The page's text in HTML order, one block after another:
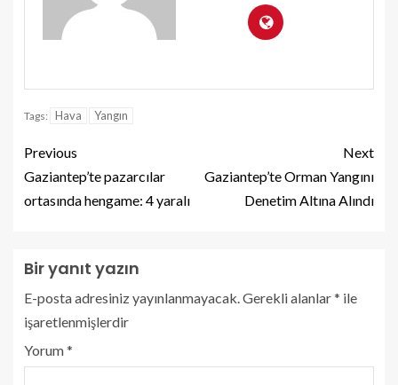
Tags: Hava Yangın
Previous
Gaziantep’te pazarcılar
ortasında hengame: 4 yaralı
Next
Gaziantep’te Orman Yangını
Denetim Altına Alındı
Bir yanıt yazın
E-posta adresiniz yayınlanmayacak.Gerekli alanlar* ile
işaretlenmişlerdir
Yorum*